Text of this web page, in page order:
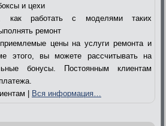
и цехи
как работать с моделями таких
ремонт
цены на услуги ремонта и
этого, вы можете рассчитывать на
бонусы. Постоянным клиентам
| Вся информация…